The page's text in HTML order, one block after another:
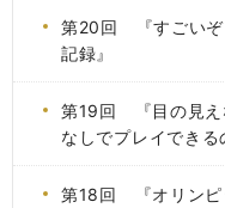
第20回 『すごいぞ
記録』
第19回 『目の見え
なしでプレイできる
第18回 『オリンピ